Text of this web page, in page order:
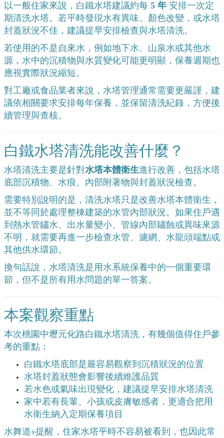
以一般住家來說，白鐵水塔建議約每 5 年 安排一次定
期清洗水塔。若平時發現水有異味、顏色改變，或水塔
封蓋狀況不佳，建議提早安排檢查與水塔清洗。
若使用的不是自來水，例如地下水、山泉水或其他水
源，水中的沉積物與水質變化可能更明顯，保養週期也
應視實際狀況縮短。
對工廠或食品業者來說，水塔管理通常需要更嚴謹，建
議依相關要求安排每年保養，並保留清洗紀錄，方便後
續管理與查核。
白鐵水塔清洗能改善什麼？
水塔清洗主要是針對水塔本體衛生進行改善，包括水塔
底部沉積物、水痕、內部附著物與封蓋狀況檢查。
需要特別說明的是，清洗水塔只是改善水塔本體衛生，
並不等同於處理整棟建築的水管內部狀況。如果住戶遇
到熱水管鏽水、出水量變小、管線內部鏽蝕或異味來源
不明，就需要再進一步檢查水管、濾網、水龍頭端點或
其他供水環節。
換句話說，水塔清洗是用水系統保養中的一個重要環
節，但不是所有用水問題的單一答案。
本案觀察重點
本次桃園中壢元化路白鐵水塔清洗，有幾個值得住戶參
考的重點：
白鐵水塔底部是最容易觀察到沉積狀況的位置
水塔封蓋狀態會影響後續維護品質
若水色或氣味出現變化，建議提早安排水塔清洗
家中若有長輩、小孩或皮膚敏感者，更適合把用
水衛生納入定期保養項目
水舞道®提醒，住家水塔平時不容易被看到，也因此常